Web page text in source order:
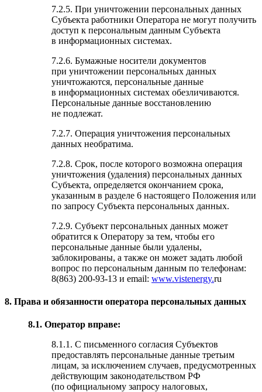
7.2.5. При уничтожении персональных данных
Субъекта работники Оператора не могут получить
доступ к персональным данным Субъекта
в информационных системах.
7.2.6. Бумажные носители документов
при уничтожении персональных данных
уничтожаются, персональные данные
в информационных системах обезличиваются.
Персональные данные восстановлению
не подлежат.
7.2.7. Операция уничтожения персональных
данных необратима.
7.2.8. Срок, после которого возможна операция
уничтожения (удаления) персональных данных
Субъекта, определяется окончанием срока,
указанным в разделе 6 настоящего Положения или
по запросу Субъекта персональных данных.
7.2.9. Субъект персональных данных может
обратится к Оператору за тем, чтобы его
персональные данные были удалены,
заблокированы, а также он может задать любой
вопрос по персональным данным по телефонам:
8(863) 200-93-13 и email: www.vistenergy.ru
8. Права и обязанности оператора персональных данных
8.1. Оператор вправе:
8.1.1. С письменного согласия Субъектов
предоставлять персональные данные третьим
лицам, за исключением случаев, предусмотренных
действующим законодательством РФ
(по официальному запросу налоговых,